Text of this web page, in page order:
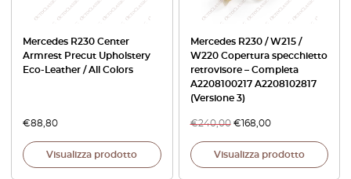
Mercedes R230 Center
Armrest Precut Upholstery
Eco-Leather / All Colors
€88,80
Visualizza prodotto
Mercedes R230 / W215 /
W220 Copertura specchietto
retrovisore – Completa
A2208100217 A2208102817
(Versione 3)
€240,00 €168,00
Visualizza prodotto